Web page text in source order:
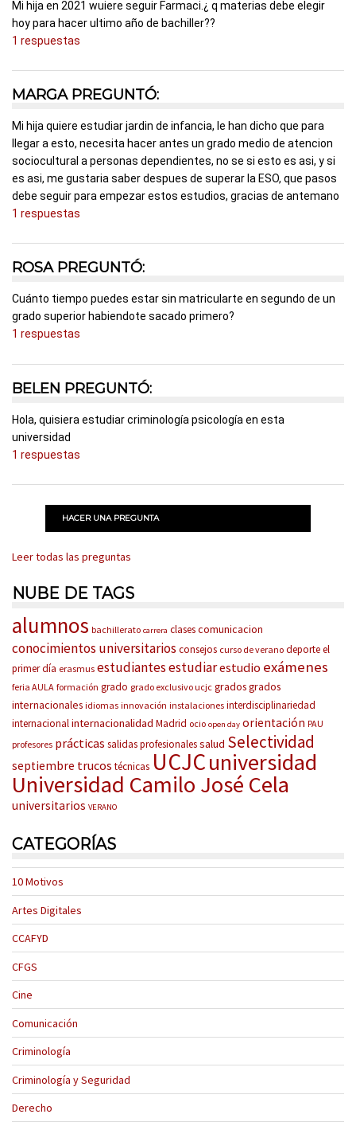
Mi hija en 2021 wuiere seguir Farmaci.¿ q materias debe elegir
hoy para hacer ultimo año de bachiller??
1 respuestas
MARGA PREGUNTÓ:
Mi hija quiere estudiar jardin de infancia, le han dicho que para
llegar a esto, necesita hacer antes un grado medio de atencion
sociocultural a personas dependientes, no se si esto es asi, y si
es asi, me gustaria saber despues de superar la ESO, que pasos
debe seguir para empezar estos estudios, gracias de antemano
1 respuestas
ROSA PREGUNTÓ:
Cuánto tiempo puedes estar sin matricularte en segundo de un
grado superior habiendote sacado primero?
1 respuestas
BELEN PREGUNTÓ:
Hola, quisiera estudiar criminología psicología en esta
universidad
1 respuestas
HACER UNA PREGUNTA
Leer todas las preguntas
NUBE DE TAGS
alumnos bachillerato carrera clasescomunicacion
conocimientos universitariosconsejos curso de verano deporteel
primer día erasmus estudiantesestudiarestudio exámenes
feria AULA formación grado grado exclusivo ucjc gradosgrados
internacionales idiomas innovación instalaciones interdisciplinariedad
internacionalinternacionalidad Madrid ocio open day orientación PAU
profesores prácticas salidas profesionalessalud Selectividad
septiembre trucos técnicas UCJCuniversidad
Universidad Camilo José Cela
universitarios VERANO
CATEGORÍAS
10 Motivos
Artes Digitales
CCAFYD
CFGS
Cine
Comunicación
Criminología
Criminología y Seguridad
Derecho